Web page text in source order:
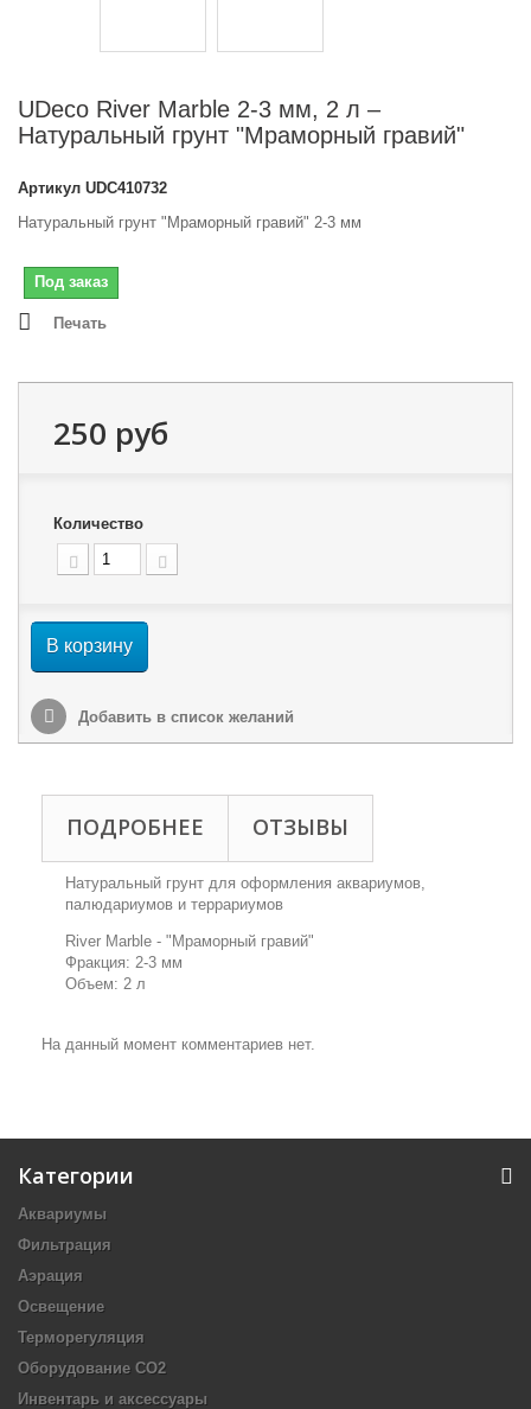
UDeco River Marble 2-3 мм, 2 л –
Натуральный грунт "Мраморный гравий"
Артикул UDC410732
Натуральный грунт "Мраморный гравий" 2-3 мм
Под заказ
Печать
250 руб
Количество
В корзину
Добавить в список желаний
ПОДРОБНЕЕ ОТЗЫВЫ
Натуральный грунт для оформления аквариумов,
палюдариумов и террариумов
River Marble - "Мраморный гравий"
Фракция: 2-3 мм
Объем: 2 л
На данный момент комментариев нет.
Категории
Аквариумы
Фильтрация
Аэрация
Освещение
Терморегуляция
Оборудование CO2
Инвентарь и аксессуары